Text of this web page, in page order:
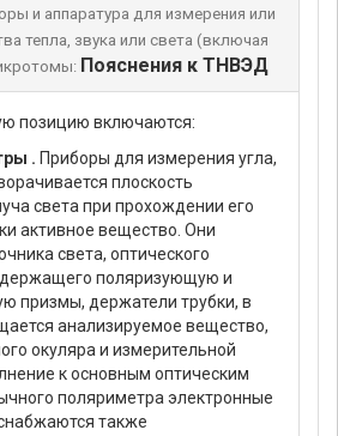
и аппаратура для измерения или
тепла, звука или света (включая
Пояснения к ТНВЭД
позицию включаются:
. Приборы для измерения угла,
плоскость
света при прохождении его
активное вещество. Они
света, оптического
поляризующую и
призмы, держатели трубки, в
анализируемое вещество,
окуляра и измерительной
к основным оптическим
поляриметра электронные
также